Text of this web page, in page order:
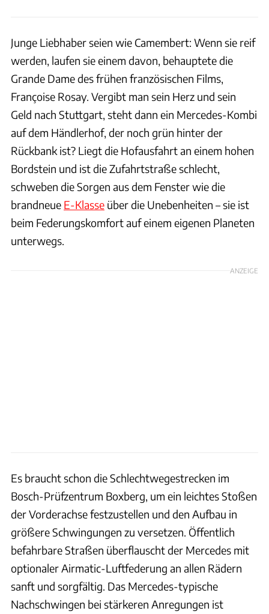
Junge Liebhaber seien wie Camembert: Wenn sie reif
werden, laufen sie einem davon, behauptete die
Grande Dame des frühen französischen Films,
Françoise Rosay. Vergibt man sein Herz und sein
Geld nach Stuttgart, steht dann ein Mercedes-Kombi
auf dem Händlerhof, der noch grün hinter der
Rückbank ist? Liegt die Hofausfahrt an einem hohen
Bordstein und ist die Zufahrtstraße schlecht,
schweben die Sorgen aus dem Fenster wie die
brandneue E-Klasse über die Unebenheiten – sie ist
beim Federungskomfort auf einem eigenen Planeten
unterwegs.
ANZEIGE
Es braucht schon die Schlechtwegestrecken im
Bosch-Prüfzentrum Boxberg, um ein leichtes Stoßen
der Vorderachse festzustellen und den Aufbau in
größere Schwingungen zu versetzen. Öffentlich
befahrbare Straßen überflauscht der Mercedes mit
optionaler Airmatic-Luftfederung an allen Rädern
sanft und sorgfältig. Das Mercedes-typische
Nachschwingen bei stärkeren Anregungen ist